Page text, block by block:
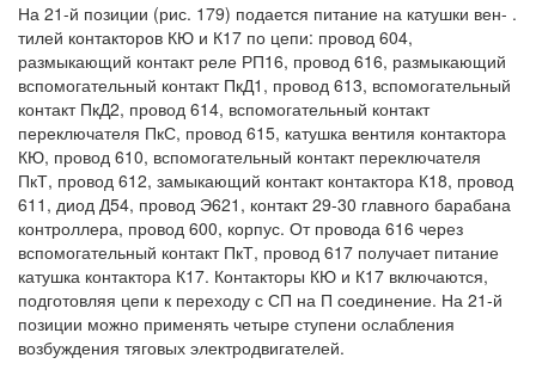
На 21-й позиции (рис. 179) подается питание на катушки вен- .
тилей контакторов КЮ и К17 по цепи: провод 604,
размыкающий контакт реле РП16, провод 616, размыкающий
вспомогательный контакт ПкД1, провод 613, вспомогательный
контакт ПкД2, провод 614, вспомогательный контакт
переключателя ПкС, провод 615, катушка вентиля контактора
КЮ, провод 610, вспомогательный контакт переключателя
ПкТ, провод 612, замыкающий контакт контактора К18, провод
611, диод Д54, провод Э621, контакт 29-30 главного барабана
контроллера, провод 600, корпус. От провода 616 через
вспомогательный контакт ПкТ, провод 617 получает питание
катушка контактора К17. Контакторы КЮ и К17 включаются,
подготовляя цепи к переходу с СП на П соединение. На 21-й
позиции можно применять четыре ступени ослабления
возбуждения тяговых электродвигателей.